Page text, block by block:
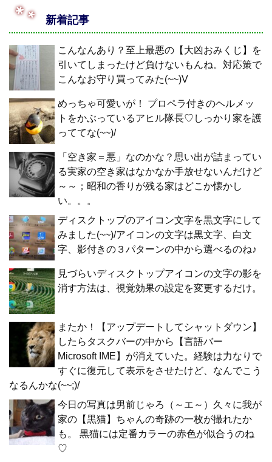
新着記事
こんなんあり？至上最悪の【大凶おみくじ】を
引いてしまったけど負けないもんね。対応策で
こんなお守り買ってみた(~~)V
めっちゃ可愛いが！ プロペラ付きのヘルメッ
トをかぶっているアヒル隊長♡しっかり家を護
っててな(~~)/
「空き家＝悪」なのかな？思い出が詰まってい
る実家の空き家はなかなか手放せないんだけど
～～；昭和の香りが残る家はどこか懐かし
い。。。
ディスクトップのアイコン文字を黒文字にして
みました(~~)/アイコンの文字は黒文字、白文
字、影付きの３パターンの中から選べるのね♪
見づらいディスクトップアイコンの文字の影を
消す方法は、視覚効果の設定を変更するだけ。
またか！【アップデートしてシャットダウン】
したらタスクバーの中から【言語バー
Microsoft IME】が消えていた。経験は力なりで
すぐに復元して表示をさせたけど、なんでこう
なるんかな(~~;)/
今日の写真は男前じゃろ（～エ～）久々に我が
家の【黒猫】ちゃんの奇跡の一枚が撮れたか
も。 黒猫には定番カラーの赤色が似合うのね
♡